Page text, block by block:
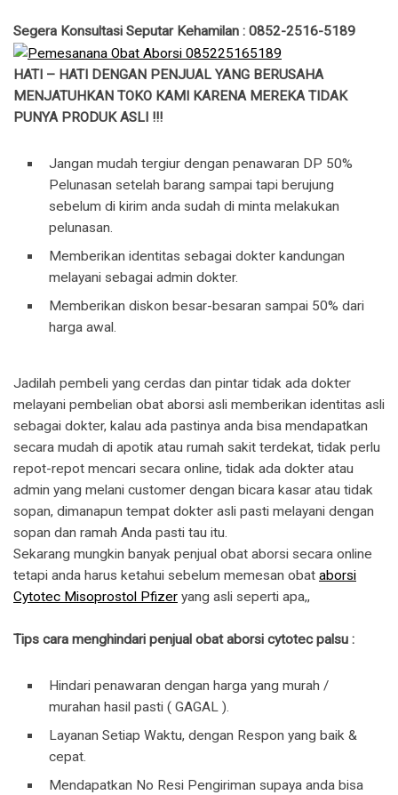
Segera Konsultasi Seputar Kehamilan : 0852-2516-5189
HATI – HATI DENGAN PENJUAL YANG BERUSAHA
MENJATUHKAN TOKO KAMI KARENA MEREKA TIDAK
PUNYA PRODUK ASLI !!!
Jangan mudah tergiur dengan penawaran DP 50%
Pelunasan setelah barang sampai tapi berujung
sebelum di kirim anda sudah di minta melakukan
pelunasan.
Memberikan identitas sebagai dokter kandungan
melayani sebagai admin dokter.
Memberikan diskon besar-besaran sampai 50% dari
harga awal.
Jadilah pembeli yang cerdas dan pintar tidak ada dokter
melayani pembelian obat aborsi asli memberikan identitas asli
sebagai dokter, kalau ada pastinya anda bisa mendapatkan
secara mudah di apotik atau rumah sakit terdekat, tidak perlu
repot-repot mencari secara online, tidak ada dokter atau
admin yang melani customer dengan bicara kasar atau tidak
sopan, dimanapun tempat dokter asli pasti melayani dengan
sopan dan ramah Anda pasti tau itu.
Sekarang mungkin banyak penjual obat aborsi secara online
tetapi anda harus ketahui sebelum memesan obat aborsi
Cytotec Misoprostol Pfizer yang asli seperti apa,,
Tips cara menghindari penjual obat aborsi cytotec palsu :
Hindari penawaran dengan harga yang murah /
murahan hasil pasti ( GAGAL ).
Layanan Setiap Waktu, dengan Respon yang baik &
cepat.
Mendapatkan No Resi Pengiriman supaya anda bisa